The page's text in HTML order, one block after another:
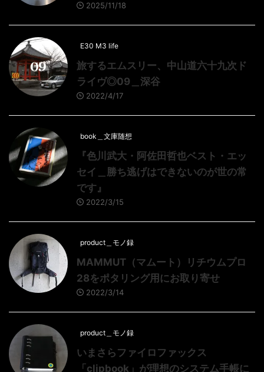
2025/11/18
E30 M3 life
旅するエムスリー、中山道六十九次ド
ライヴ◎09＿深谷
2022/4/17
book＿文庫随想
『色川武大・阿佐田哲也ベスト・エッ
セイ＿勝ち逃げはできないのが世の常
です』
2022/3/15
product＿モノ録
MAMMUT（マムート）リチウムプロ
28をポタリング用にお取り寄せ
2022/3/14
product＿モノ録
いまさらファイロファックス
「clipbook」が理想のシステム手帳に